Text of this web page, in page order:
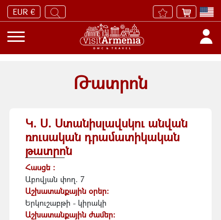
EUR €
Թատրոն
Կ. Ս. Ստանիսլավսկու անվան
ռուսական դրամատիկական
թատրոն
Հասցե :
Աբովյան փող. 7
Աշխատանքային օրեր:
Երկուշաբթի - կիրակի
Աշխատանքային ժամեր: